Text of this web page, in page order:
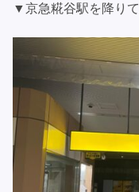
▼京急糀谷駅を降りて